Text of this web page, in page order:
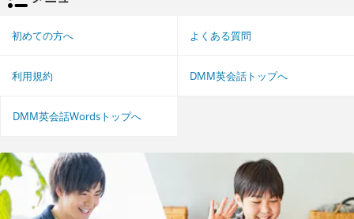
初めての方へ よくある質問
利用規約 DMM英会話トップへ
DMM英会話Wordsトップへ